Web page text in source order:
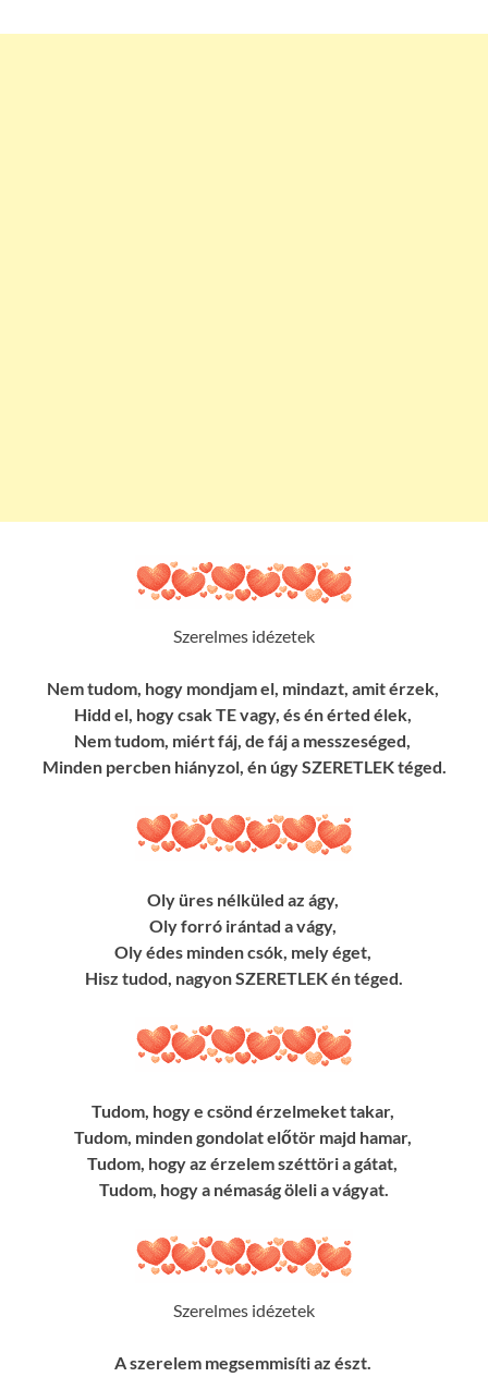
Szerelmes idézetek
Nem tudom, hogy mondjam el, mindazt, amit érzek,
Hidd el, hogy csak TE vagy, és én érted élek,
Nem tudom, miért fáj, de fáj a messzeséged,
Minden percben hiányzol, én úgy SZERETLEK téged.
Oly üres nélküled az ágy,
Oly forró irántad a vágy,
Oly édes minden csók, mely éget,
Hisz tudod, nagyon SZERETLEK én téged.
Tudom, hogy e csönd érzelmeket takar,
Tudom, minden gondolat előtör majd hamar,
Tudom, hogy az érzelem széttöri a gátat,
Tudom, hogy a némaság öleli a vágyat.
Szerelmes idézetek
A szerelem megsemmisíti az észt.